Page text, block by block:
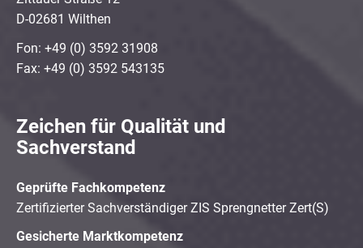
D-02681 Wilthen
Fon: +49 (0) 3592 31908
Fax: +49 (0) 3592 543135
Zeichen für Qualität und
Sachverstand
Geprüfte Fachkompetenz
Zertifizierter Sachverständiger ZIS Sprengnetter Zert(S)
Gesicherte Marktkompetenz